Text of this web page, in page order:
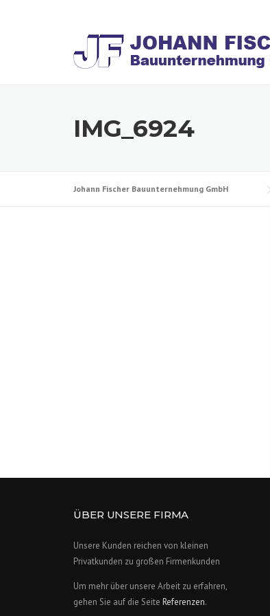
IMG_6924
Johann Fischer Bauunternehmung GmbH
ÜBER UNSERE FIRMA
Unsere Kunden reichen von kleinen
Privatkunden zu großen Firmenkunden
Um mehr über unsere Arbeit zu erfahren,
gehen Sie auf die Seite Referenzen.